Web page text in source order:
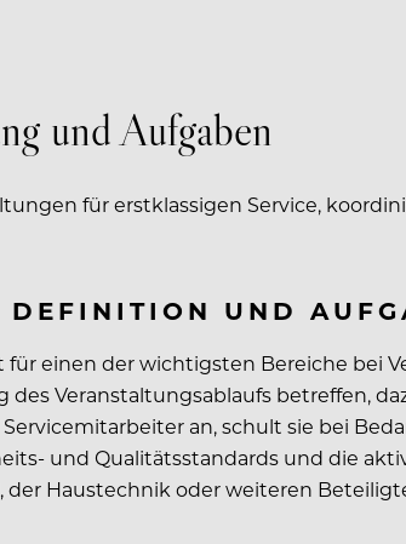
und Aufgaben
für erstklassigen Service,
UND
einen der wichtigsten Bereiche bei
Veranstaltungsablaufs betreffen,
an, schult sie bei
und Qualitätsstandards und die
Haustechnik oder weiteren